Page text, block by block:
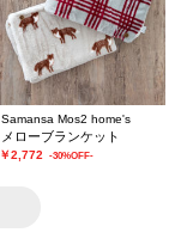
Samansa Mos2 home's
メローブランケット
￥2,772 -30%OFF-